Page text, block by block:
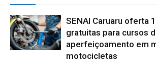
SENAI Caruaru oferta
gratuitas para cursos
aperfeiçoamento em
motocicletas